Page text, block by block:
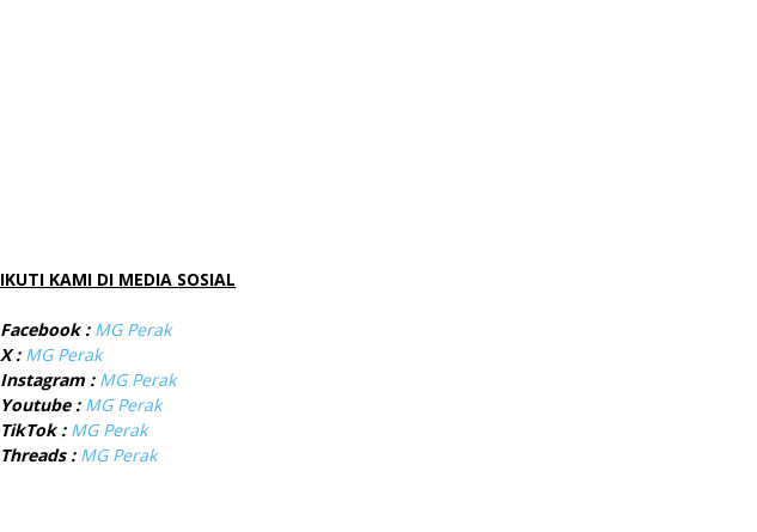
IKUTI KAMI DI MEDIA SOSIAL
Facebook : MG Perak
X : MG Perak
Instagram : MG Perak
Youtube : MG Perak
TikTok : MG Perak
Threads : MG Perak